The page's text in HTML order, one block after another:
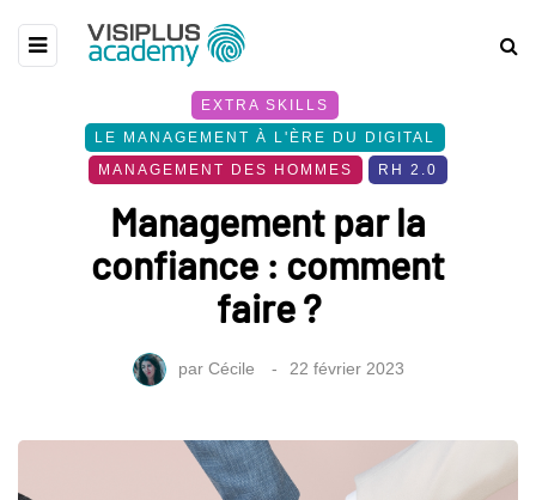
EXTRA SKILLS
LE MANAGEMENT À L'ÈRE DU DIGITAL
MANAGEMENT DES HOMMES
RH 2.0
Management par la
confiance : comment
faire ?
par Cécile 22 février 2023